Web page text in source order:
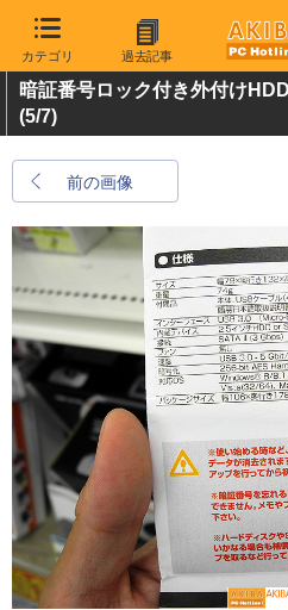
カテゴリ 過去記事
暗証番号ロック付き外付け
(5/7)
前の画像